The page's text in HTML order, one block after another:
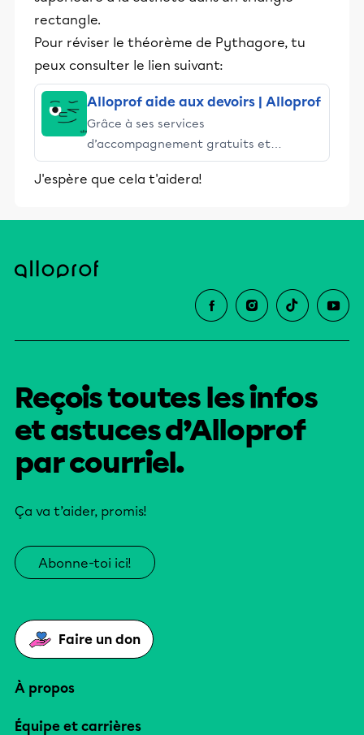
rectangle.
Pour réviser le théorème de Pythagore, tu
peux consulter le lien suivant:
Alloprof aide aux devoirs | Alloprof
Grâce à ses services
d’accompagnement gratuits et
stimulants, Alloprof engage les élèves
et leurs parents dans la réussite
J'espère que cela t'aidera!
Reçois toutes les infos
et astuces d’Alloprof
par courriel.
Ça va t’aider, promis!
Abonne-toi ici!
Faire un don
À propos
Équipe et carrières